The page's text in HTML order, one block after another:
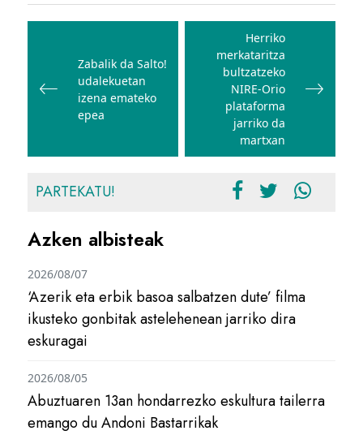
Bidalketetan
nabigatuZabalik da Salto!
udalekuetan
izena emateko
epea
Herriko
merkataritza
bultzatzeko
NIRE-Orio
plataforma
jarriko da
martxan
PARTEKATU!
Azken albisteak
‘Azerik eta erbik basoa salbatzen dute’ filma
ikusteko gonbitak astelehenean jarriko dira
eskuragai
2026/08/07
Abuztuaren 13an hondarrezko eskultura tailerra
emango du Andoni Bastarrikak
2026/08/05